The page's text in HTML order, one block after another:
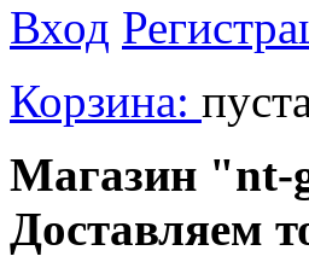
Вход
Корзина:
Магазин "nt-
Доставляем